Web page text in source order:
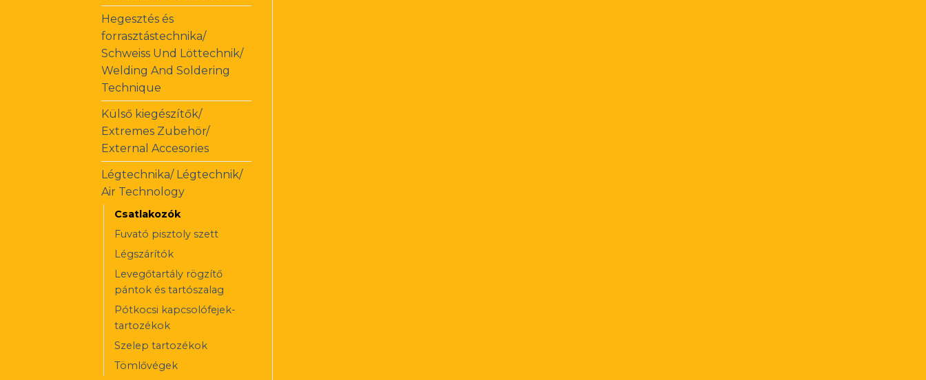
Hegesztés és
forrasztástechnika/
Schweiss Und Löttechnik/
Welding And Soldering
Technique
Külső kiegészítők/
Extremes Zubehör/
External Accesories
Légtechnika/ Légtechnik/
Air Technology
Csatlakozók
Fuvató pisztoly szett
Légszárítók
Levegőtartály rögzítő
pántok és tartószalag
Pótkocsi kapcsolófejek-
tartozékok
Szelep tartozékok
Tömlővégek